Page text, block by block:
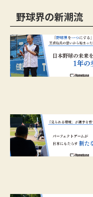
野球界の新潮流